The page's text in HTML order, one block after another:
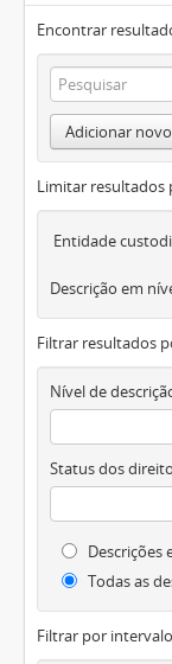
Encontrar
Adicionar
Limitar resultados
Entidade
Filtrar resultados
Nível de
Status dos
Descrições
Todas as
Filtrar por